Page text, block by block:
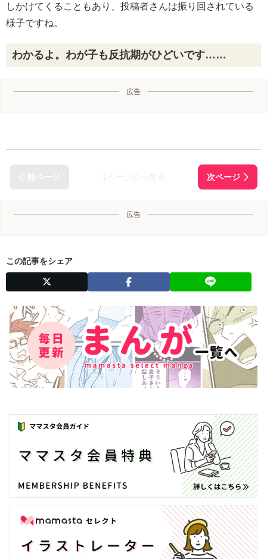
しかけてくることもあり、投稿者さんは振り回されている
様子ですね。
わかるよ。わが子も反抗期がひどいです……
広告
広告
この記事をシェア